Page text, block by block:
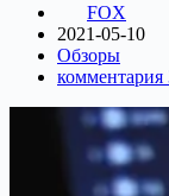
FOX
2021-05-10
Обзоры
комментария